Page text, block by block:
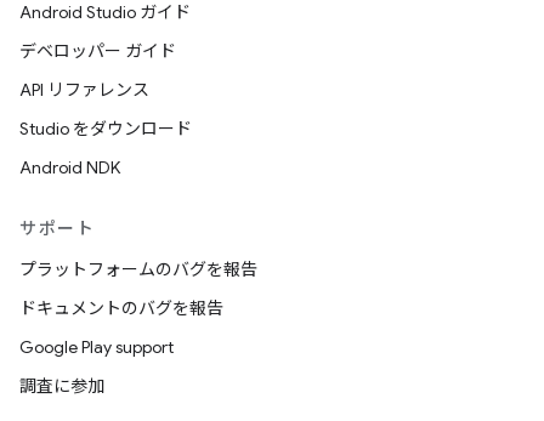
Android Studio ガイド
デベロッパー ガイド
API リファレンス
Studio をダウンロード
Android NDK
サポート
プラットフォームのバグを報告
ドキュメントのバグを報告
Google Play support
調査に参加